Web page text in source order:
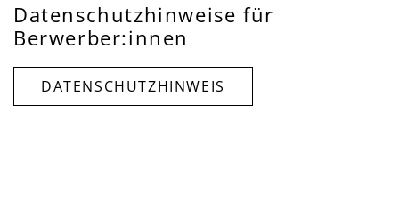
Datenschutzhinweise für
Berwerber:innen
DATENSCHUTZHINWEIS